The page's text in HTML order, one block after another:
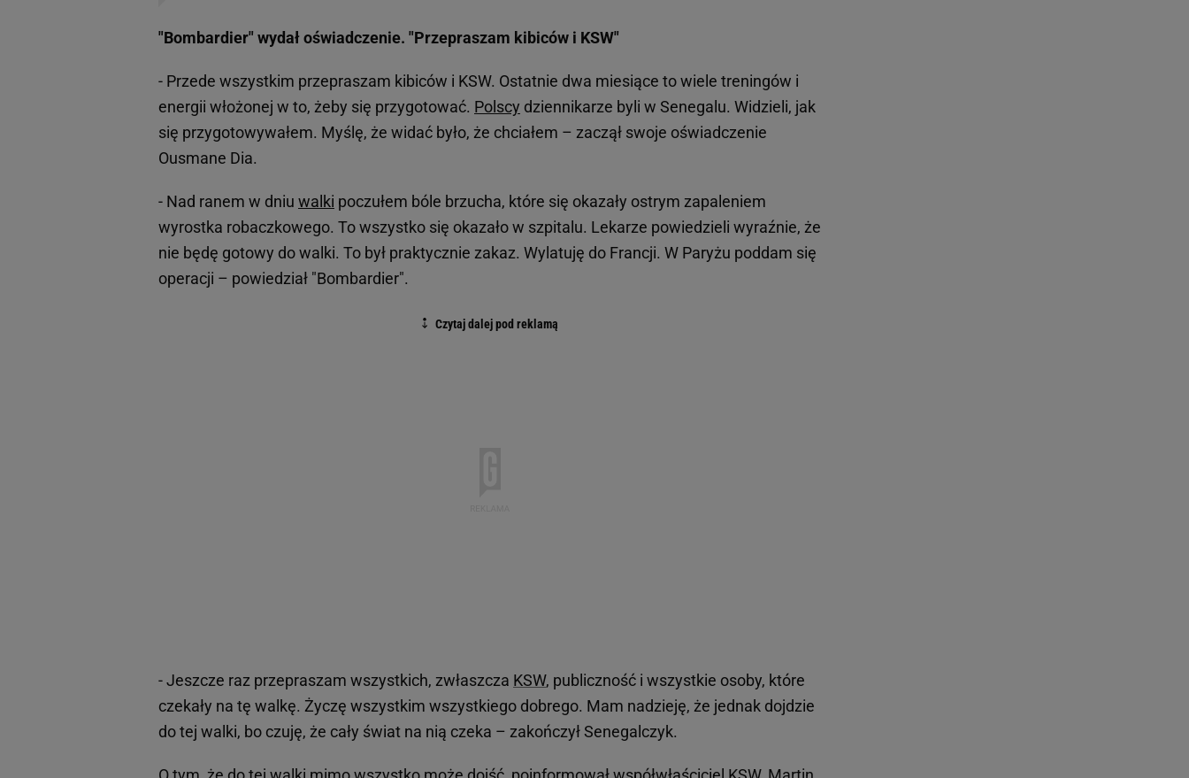
"Bombardier" wydał oświadczenie. "Przepraszam kibiców i KSW"
- Przede wszystkim przepraszam kibiców i KSW. Ostatnie dwa miesiące to wiele treningów i
energii włożonej w to, żeby się przygotować. Polscy dziennikarze byli w Senegalu. Widzieli, jak
się przygotowywałem. Myślę, że widać było, że chciałem – zaczął swoje oświadczenie
Ousmane Dia.
- Nad ranem w dniu walki poczułem bóle brzucha, które się okazały ostrym zapaleniem
wyrostka robaczkowego. To wszystko się okazało w szpitalu. Lekarze powiedzieli wyraźnie, że
nie będę gotowy do walki. To był praktycznie zakaz. Wylatuję do Francji. W Paryżu poddam się
operacji – powiedział "Bombardier".
- Jeszcze raz przepraszam wszystkich, zwłaszcza KSW, publiczność i wszystkie osoby, które
czekały na tę walkę. Życzę wszystkim wszystkiego dobrego. Mam nadzieję, że jednak dojdzie
do tej walki, bo czuję, że cały świat na nią czeka – zakończył Senegalczyk.